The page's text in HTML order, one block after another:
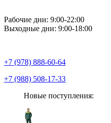
Рабочие дни: 9:00-22:00
Выходные дни: 9:00-18:00
+7 (978) 888-60-64
+7 (988) 508-17-33
Новые поступления: